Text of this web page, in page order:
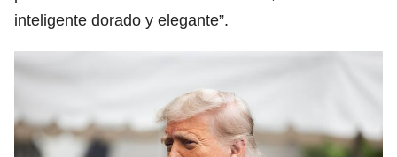
inteligente dorado y elegante”.